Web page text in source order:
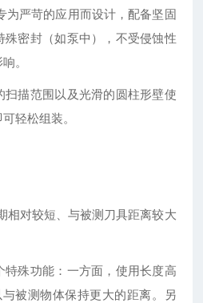
为严苛的应用而设计，配备坚固
殊密封（如泵中），不受侵蚀性
。
扫描范围以及光滑的圆柱形壁使
轻松组装。
相对较短、与被测刀具距离较大
特殊功能：一方面，使用长度高
被测物体保持更大的距离。另